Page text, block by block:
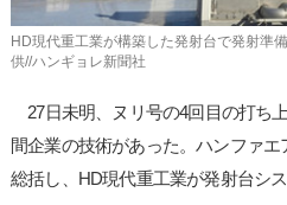
HD現代重工業が構築した発射台で発射準
供//ハンギョレ新聞社
27日未明、ヌリ号の4回目の打ち
間企業の技術があった。ハンファ
総括し、HD現代重工業が発射台シ